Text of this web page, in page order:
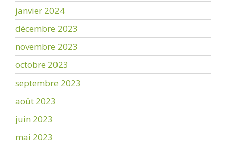
janvier 2024
décembre 2023
novembre 2023
octobre 2023
septembre 2023
août 2023
juin 2023
mai 2023